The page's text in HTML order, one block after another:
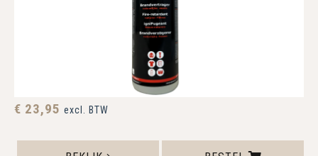
€ 23,95 excl. BTW